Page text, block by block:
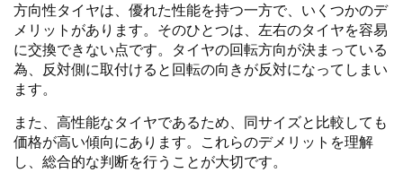
方向性タイヤは、優れた性能を持つ一方で、いくつかのデ
メリットがあります。そのひとつは、左右のタイヤを容易
に交換できない点です。タイヤの回転方向が決まっている
為、反対側に取付けると回転の向きが反対になってしまい
ます。
また、高性能なタイヤであるため、同サイズと比較しても
価格が高い傾向にあります。これらのデメリットを理解
し、総合的な判断を行うことが大切です。